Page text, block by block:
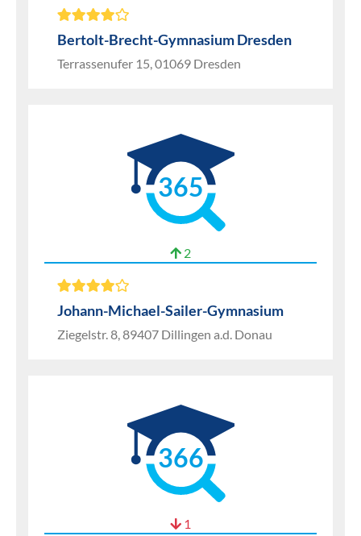
Bertolt-Brecht-Gymnasium Dresden
Terrassenufer 15, 01069 Dresden
365
2
Johann-Michael-Sailer-Gymnasium
Ziegelstr. 8, 89407 Dillingen a.d. Donau
366
1